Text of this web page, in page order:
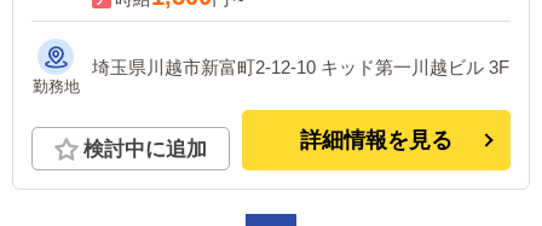
勤務地
埼玉県川越市新富町2-12-10 キッド第一川越ビル 3F
検討中に追加 詳細情報を見る